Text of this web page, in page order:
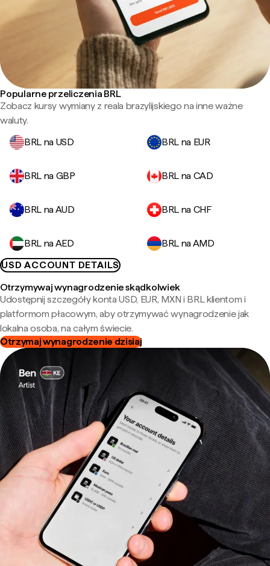
Popularne przeliczenia BRL
Zobacz kursy wymiany z reala brazylijskiego na inne ważne
waluty.
BRL na USD
BRL na EUR
BRL na GBP BRL na CAD
BRL na AUD BRL na CHF
BRL na AED
BRL na AMD
USD ACCOUNT DETAILS
Otrzymywaj wynagrodzenie skądkolwiek
Udostępnij szczegóły konta USD, EUR, MXN i BRL klientom i
platformom płacowym, aby otrzymywać wynagrodzenie jak
lokalna osoba, na całym świecie.
Otrzymaj wynagrodzenie dzisiaj